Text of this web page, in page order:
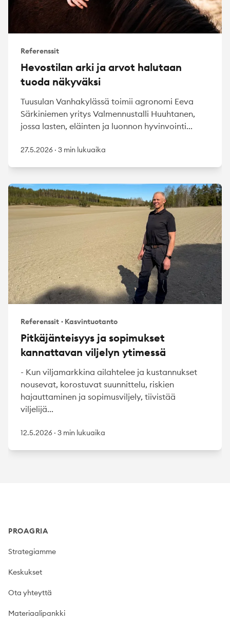
Referenssit
Hevostilan arki ja arvot halutaan
tuoda näkyväksi
Tuusulan Vanhakylässä toimii agronomi Eeva
Särkiniemen yritys Valmennustalli Huuhtanen,
jossa lasten, eläinten ja luonnon hyvinvointi...
27.5.2026 · 3 min lukuaika
Referenssit · Kasvintuotanto
Pitkäjänteisyys ja sopimukset
kannattavan viljelyn ytimessä
- Kun viljamarkkina ailahtelee ja kustannukset
nousevat, korostuvat suunnittelu, riskien
hajauttaminen ja sopimusviljely, tiivistää
viljelijä...
12.5.2026 · 3 min lukuaika
PROAGRIA
Strategiamme
Keskukset
Ota yhteyttä
Materiaalipankki